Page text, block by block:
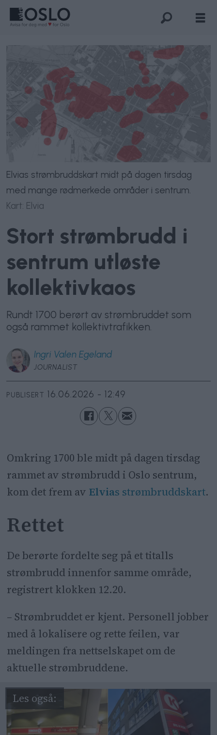
Elvias strømbruddskart midt på dagen tirsdag
med mange rødmerkede områder i sentrum.
Kart: Elvia
Stort strømbrudd i
sentrum utløste
kollektivkaos
Rundt 1700 berørt av strømbruddet som
også rammet kollektivtrafikken.
Ingri Valen Egeland
JOURNALIST
PUBLISERT 16.06.2026 - 12:49
Omkring 1700 ble midt på dagen tirsdag
rammet av strømbrudd i Oslo sentrum,
kom det frem av Elvias strømbruddskart.
Rettet
De berørte fordelte seg på et titalls
strømbrudd innenfor samme område,
registrert klokken 12.20.
– Strømbruddet er kjent. Personell jobber
med å lokalisere og rette feilen, var
meldingen fra nettselskapet om de
aktuelle strømbruddene.